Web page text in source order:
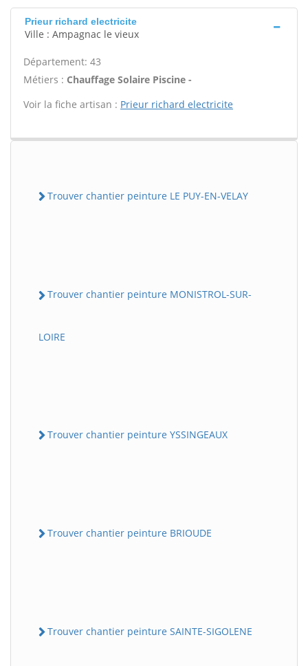
Prieur richard electricite
Ville : Ampagnac le vieux
Département: 43
Métiers : Chauffage Solaire Piscine -
Voir la fiche artisan : Prieur richard electricite
Trouver chantier peinture LE PUY-EN-VELAY
Trouver chantier peinture MONISTROL-SUR-
LOIRE
Trouver chantier peinture YSSINGEAUX
Trouver chantier peinture BRIOUDE
Trouver chantier peinture SAINTE-SIGOLENE